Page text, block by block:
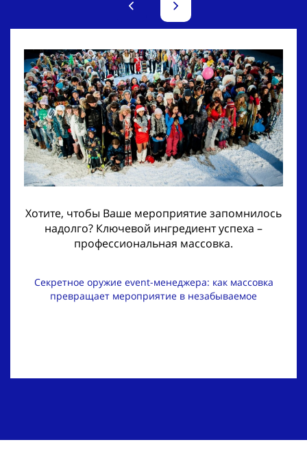
Хотите, чтобы Ваше мероприятие запомнилось
надолго? Ключевой ингредиент успеха –
профессиональная массовка.
Секретное оружие event-менеджера: как массовка
превращает мероприятие в незабываемое